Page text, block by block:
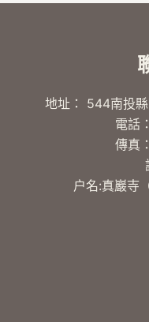
地址： 544南投
電話
傳真
户名:真巖寺